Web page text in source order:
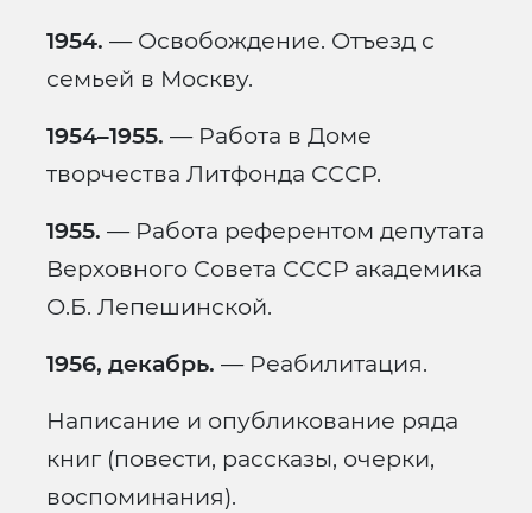
1954. — Освобождение. Отъезд с
семьей в Москву.
1954–1955. — Работа в Доме
творчества Литфонда СССР.
1955. — Работа референтом депутата
Верховного Совета СССР академика
О.Б. Лепешинской.
1956, декабрь. — Реабилитация.
Написание и опубликование ряда
книг (повести, рассказы, очерки,
воспоминания).